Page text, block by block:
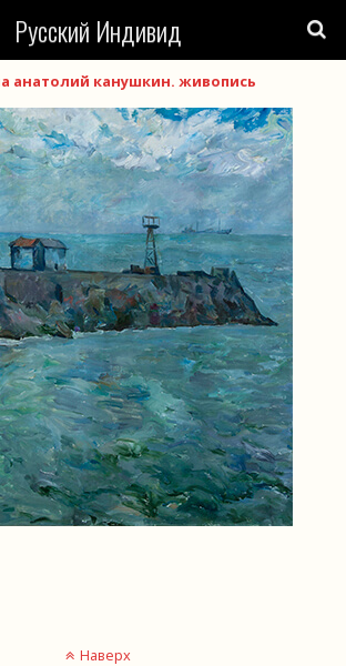
Русский Индивид
анатолий канушкин. живопись
Наверх